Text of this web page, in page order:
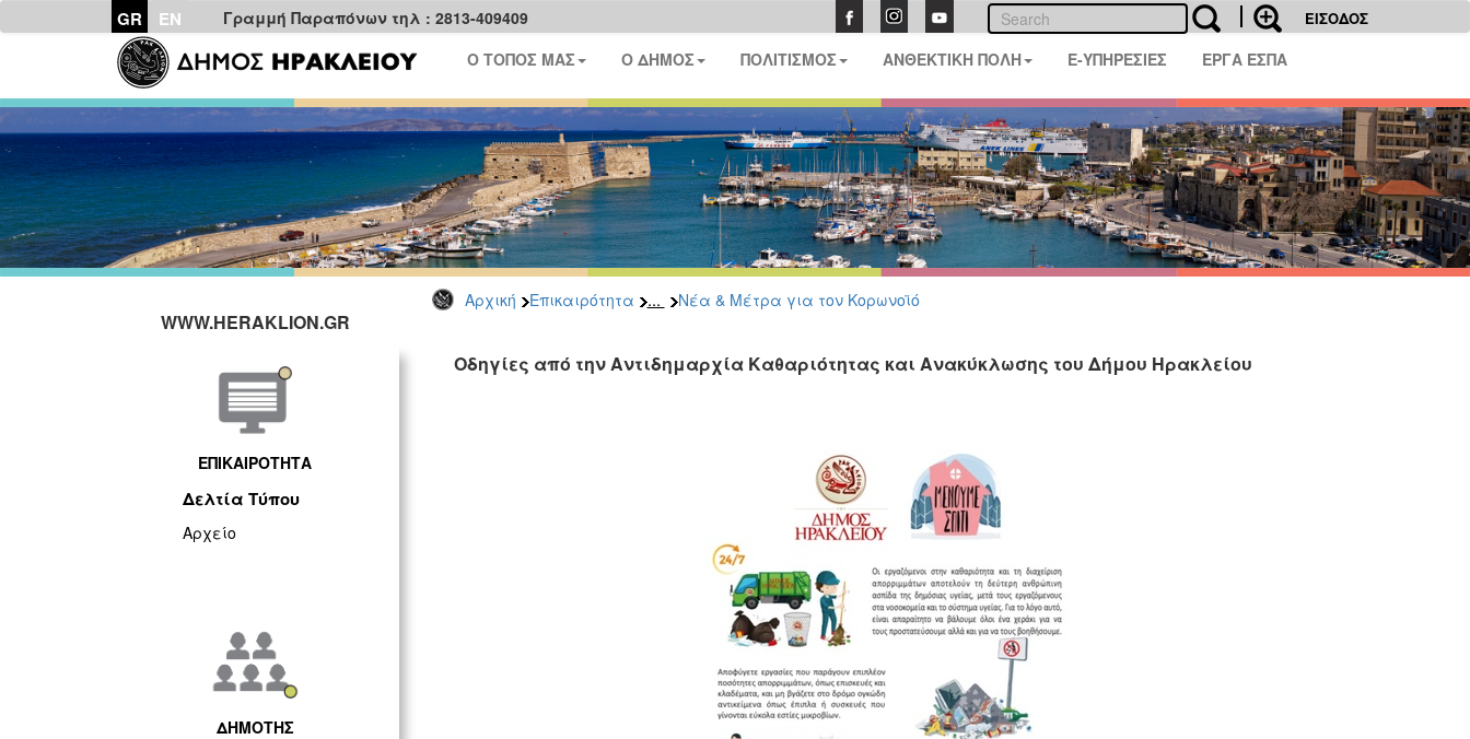
GR EN Γραμμή Παραπόνων τηλ : 2813-409409 ΕΙΣΟΔΟΣ
Ο ΤΟΠΟΣ ΜΑΣ Ο ΔΗΜΟΣ ΠΟΛΙΤΙΣΜΟΣ ΑΝΘΕΚΤΙΚΗ ΠΟΛΗ E-ΥΠΗΡΕΣΙΕΣ ΕΡΓΑ ΕΣΠΑ
Αρχική Επικαιρότητα ... Νέα & Μέτρα για τον Κορωνοϊό
WWW.HERAKLION.GR
ΕΠΙΚΑΙΡΟΤΗΤΑ
Δελτία Τύπου
Αρχείο
ΔΗΜΟΤΗΣ
Οδηγίες από την Αντιδημαρχία Καθαριότητας και Ανακύκλωσης του Δήμου Ηρακλείου